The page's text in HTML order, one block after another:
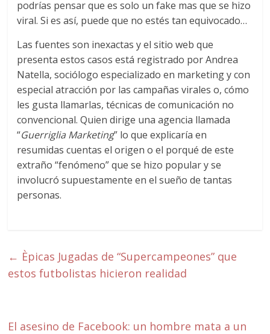
podrías pensar que es solo un fake mas que se hizo
viral. Si es así, puede que no estés tan equivocado…
Las fuentes son inexactas y el sitio web que
presenta estos casos está registrado por Andrea
Natella, sociólogo especializado en marketing y con
especial atracción por las campañas virales o, cómo
les gusta llamarlas, técnicas de comunicación no
convencional. Quien dirige una agencia llamada
“Guerriglia Marketing” lo que explicaría en
resumidas cuentas el origen o el porqué de este
extraño “fenómeno” que se hizo popular y se
involucró supuestamente en el sueño de tantas
personas.
← Èpicas Jugadas de “Supercampeones” que
estos futbolistas hicieron realidad
El asesino de Facebook: un hombre mata a un